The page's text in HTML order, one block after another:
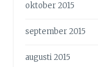
oktober 2015
september 2015
augusti 2015